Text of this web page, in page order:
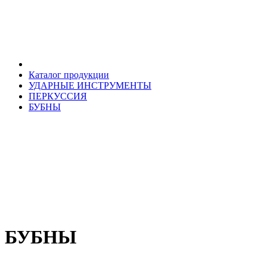
Каталог продукции
УДАРНЫЕ ИНСТРУМЕНТЫ
ПЕРКУССИЯ
БУБНЫ
БУБНЫ